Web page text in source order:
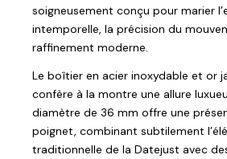
soigneusement conçu pour marier
intemporelle, la précision du
raffinement moderne.
Le boîtier en acier inoxydable et or
confère à la montre une allure
diamètre de 36 mm offre une
poignet, combinant subtilement
traditionnelle de la Datejust avec